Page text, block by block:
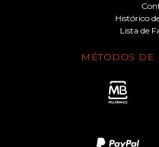
Histórico
Lista de
MÉTODOS DE